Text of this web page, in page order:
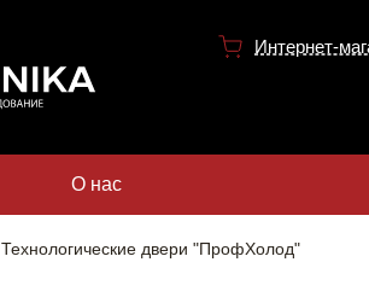
Интернет-
О нас
Технологические двери "ПрофХолод"